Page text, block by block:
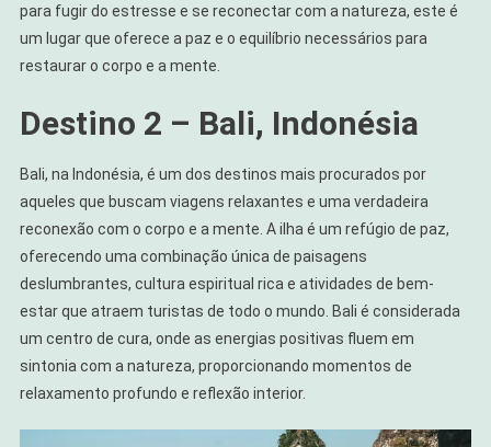
para fugir do estresse e se reconectar com a natureza, este é
um lugar que oferece a paz e o equilíbrio necessários para
restaurar o corpo e a mente.
Destino 2 – Bali, Indonésia
Bali, na Indonésia, é um dos destinos mais procurados por
aqueles que buscam viagens relaxantes e uma verdadeira
reconexão com o corpo e a mente. A ilha é um refúgio de paz,
oferecendo uma combinação única de paisagens
deslumbrantes, cultura espiritual rica e atividades de bem-
estar que atraem turistas de todo o mundo. Bali é considerada
um centro de cura, onde as energias positivas fluem em
sintonia com a natureza, proporcionando momentos de
relaxamento profundo e reflexão interior.